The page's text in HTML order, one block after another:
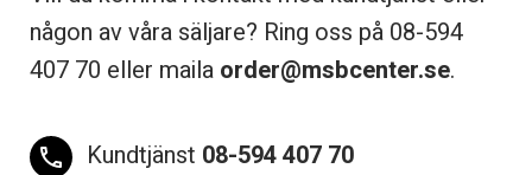
någon av våra säljare? Ring oss på 08-594
407 70 eller maila order@msbcenter.se.
phone Kundtjänst 08-594 407 70